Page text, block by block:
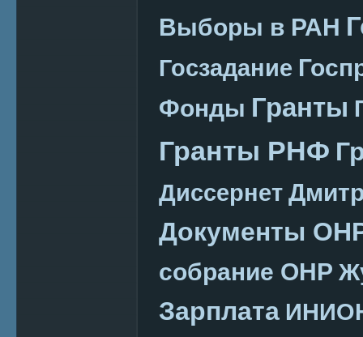
Выборы в РАН
Госзадание
Фонды Гранты
Гранты РНФ
Диссернет
Документы
собрание ОНР
Зарплата